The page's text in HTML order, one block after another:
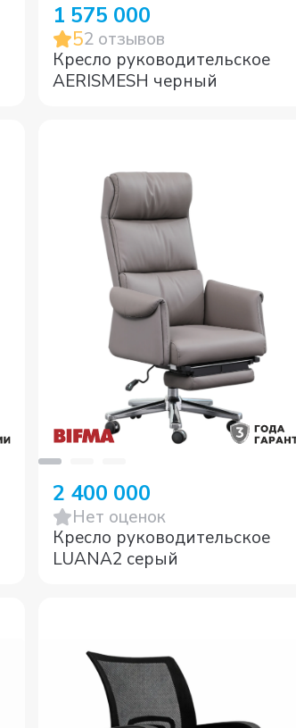
1 575 000
52 отзывов
Кресло руководительское
AERISMESH черный
2 400 000
Нет оценок
Кресло руководительское
LUANA2 серый